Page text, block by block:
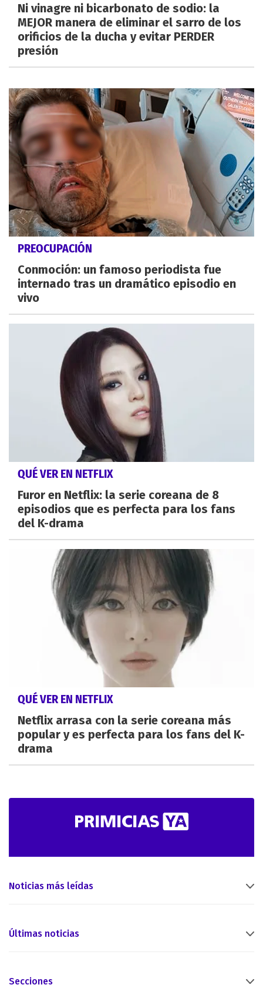
Ni vinagre ni bicarbonato de sodio: la
MEJOR manera de eliminar el sarro de los
orificios de la ducha y evitar PERDER
presión
PREOCUPACIÓN
Conmoción: un famoso periodista fue
internado tras un dramático episodio en
vivo
QUÉ VER EN NETFLIX
Furor en Netflix: la serie coreana de 8
episodios que es perfecta para los fans
del K-drama
QUÉ VER EN NETFLIX
Netflix arrasa con la serie coreana más
popular y es perfecta para los fans del K-
drama
Noticias más leídas
Últimas noticias
Secciones